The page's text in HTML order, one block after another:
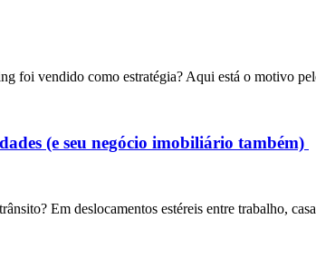
foi vendido como estratégia? Aqui está o motivo
(e seu negócio imobiliário também)
Em deslocamentos estéreis entre trabalho,